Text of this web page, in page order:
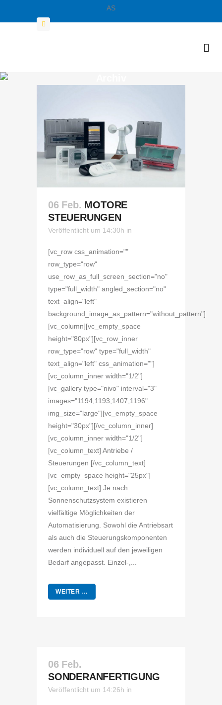
AS
06 Feb. MOTORE
STEUERUNGEN
Veröffentlicht um 14:30h in
[vc_row css_animation=""
row_type="row"
use_row_as_full_screen_section="no"
type="full_width" angled_section="no"
text_align="left"
background_image_as_pattern="without_pattern"]
[vc_column][vc_empty_space
height="80px"][vc_row_inner
row_type="row" type="full_width"
text_align="left" css_animation=""]
[vc_column_inner width="1/2"]
[vc_gallery type="nivo" interval="3"
images="1194,1193,1407,1196"
img_size="large"][vc_empty_space
height="30px"][/vc_column_inner]
[vc_column_inner width="1/2"]
[vc_column_text] Antriebe /
Steuerungen [/vc_column_text]
[vc_empty_space height="25px"]
[vc_column_text] Je nach
Sonnenschutzsystem existieren
vielfältige Möglichkeiten der
Automatisierung. Sowohl die Antriebsart
als auch die Steuerungskomponenten
werden individuell auf den jeweiligen
Bedarf angepasst. Einzel-,...
WEITER …
06 Feb.
SONDERANFERTIGUNG
Veröffentlicht um 14:26h in